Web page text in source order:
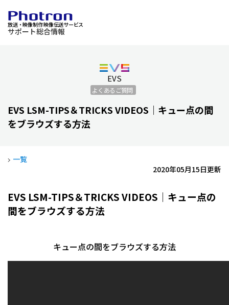
放送・映像制作 映像伝送サービス
サポート総合情報
EVS
よくあるご質問
EVS LSM-TIPS＆TRICKS VIDEOS｜キュー点の間
をブラウズする方法
一覧
2020年05月15日更新
EVS LSM-TIPS＆TRICKS VIDEOS｜キュー点の
間をブラウズする方法
キュー点の間をブラウズする方法